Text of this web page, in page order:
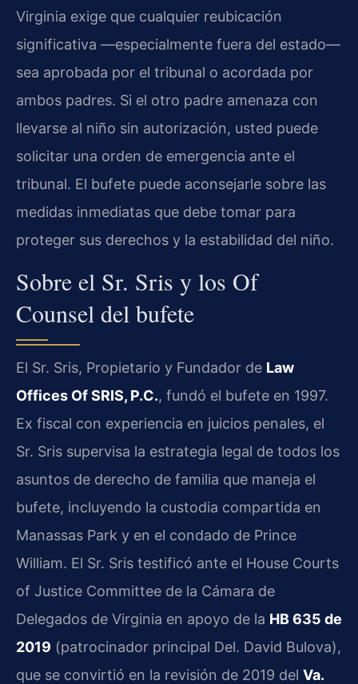
Virginia exige que cualquier reubicación
significativa —especialmente fuera del estado—
sea aprobada por el tribunal o acordada por
ambos padres. Si el otro padre amenaza con
llevarse al niño sin autorización, usted puede
solicitar una orden de emergencia ante el
tribunal. El bufete puede aconsejarle sobre las
medidas inmediatas que debe tomar para
proteger sus derechos y la estabilidad del niño.
Sobre el Sr. Sris y los Of
Counsel del bufete
El Sr. Sris, Propietario y Fundador de Law
Offices Of SRIS, P.C., fundó el bufete en 1997.
Ex fiscal con experiencia en juicios penales, el
Sr. Sris supervisa la estrategia legal de todos los
asuntos de derecho de familia que maneja el
bufete, incluyendo la custodia compartida en
Manassas Park y en el condado de Prince
William. El Sr. Sris testificó ante el House Courts
of Justice Committee de la Cámara de
Delegados de Virginia en apoyo de la HB 635 de
2019 (patrocinador principal Del. David Bulova),
que se convirtió en la revisión de 2019 del Va.